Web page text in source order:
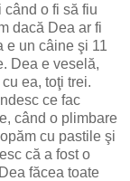
când o fi să fiu
dacă Dea ar fi
e un câine şi 11
Dea e veselă,
ea, toţi trei.
ce fac
când o plimbare
cu pastile şi
că a fost o
făcea toate